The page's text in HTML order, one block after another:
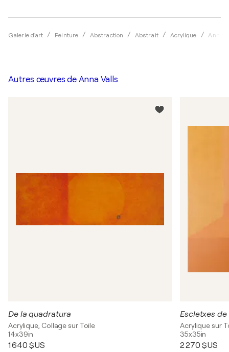
Galerie d'art Peinture Abstraction Abstrait Acrylique Anna
Autres œuvres de Anna Valls
De la quadratura
Acrylique, Collage sur Toile
14x39in
1 640 $US
Escletxes de
Acrylique sur
35x35in
2 270 $US